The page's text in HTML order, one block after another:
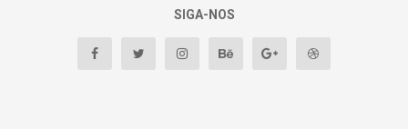
SIGA-NOS